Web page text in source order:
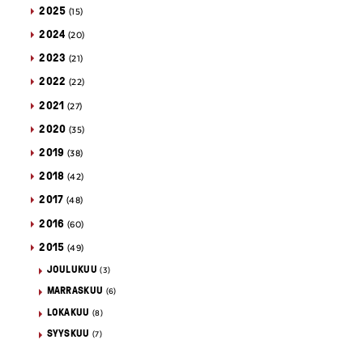
2025 (15)
2024 (20)
2023 (21)
2022 (22)
2021 (27)
2020 (35)
2019 (38)
2018 (42)
2017 (48)
2016 (60)
2015 (49)
JOULUKUU (3)
MARRASKUU (6)
LOKAKUU (8)
SYYSKUU (7)